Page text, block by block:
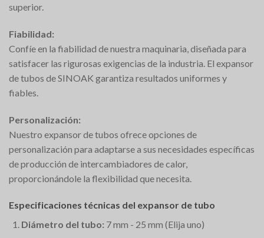
superior.
Fiabilidad:
Confíe en la fiabilidad de nuestra maquinaria, diseñada para
satisfacer las rigurosas exigencias de la industria. El expansor
de tubos de SINOAK garantiza resultados uniformes y
fiables.
Personalización:
Nuestro expansor de tubos ofrece opciones de
personalización para adaptarse a sus necesidades específicas
de producción de intercambiadores de calor,
proporcionándole la flexibilidad que necesita.
Especificaciones técnicas del expansor de tubo
Diámetro del tubo: 7 mm - 25 mm (Elija uno)